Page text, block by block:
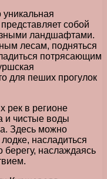
собой
ландшафтами.
лесам, подняться
потрясающим
для пеших прогулок
рек в регионе
и чистые воды
Здесь можно
насладиться
берегу, наслаждаясь